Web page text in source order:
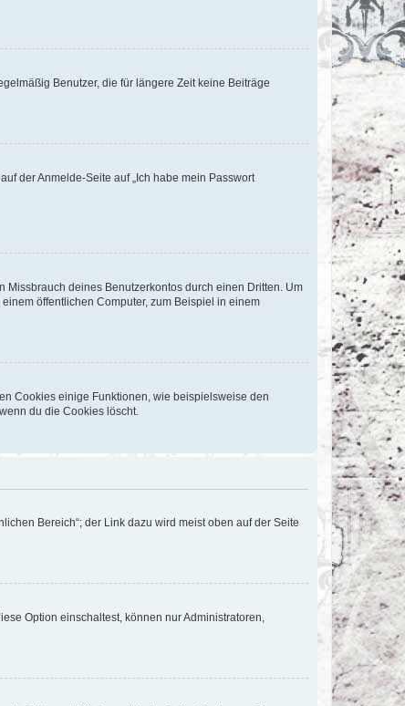
Benutzer, die für längere Zeit keine Beiträge
der Anmelde-Seite auf „Ich habe mein Passwort
Missbrauch deines Benutzerkontos durch einen Dritten. Um
öffentlichen Computer, zum Beispiel in einem
Cookies einige Funktionen, wie beispielsweise den
du die Cookies löscht.
Bereich“; der Link dazu wird meist oben auf der Seite
Option einschaltest, können nur Administratoren,